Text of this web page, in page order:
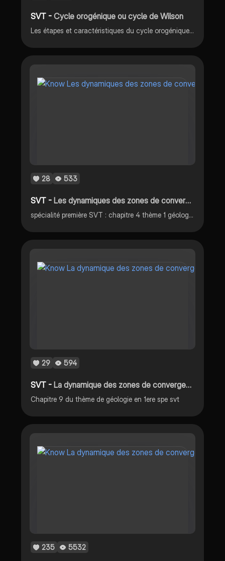
SVT -Cycle orogénique ou cycle de Wilson
Les étapes et caractéristiques du cycle orogénique dit aussi cycle de Wilson
28 533
SVT -Les dynamiques des zones de convergence : fonctionnement d’une zone de subduction
spécialité première SVT : chapitre 4 thème 1 géologie : Les dynamiques des zones de convergence : schéma du fonctionnement d’une zone de subduction
29 594
SVT -La dynamique des zones de convergence
Chapitre 9 du thème de géologie en 1ere spe svt
235 5532